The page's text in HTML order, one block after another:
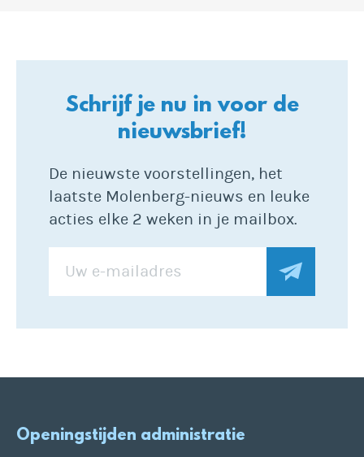
Schrijf je nu in voor de
nieuwsbrief!
De nieuwste voorstellingen, het
laatste Molenberg-nieuws en leuke
acties elke 2 weken in je mailbox.
Openingstijden administratie